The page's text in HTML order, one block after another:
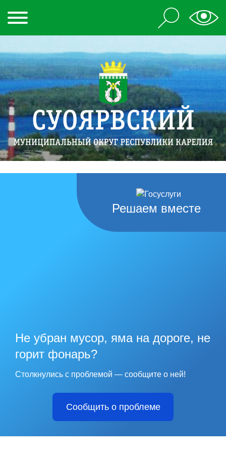
Решаем вместе
Не убран мусор, яма на дороге, не
горит фонарь?
Столкнулись с проблемой — сообщите о ней!
Сообщить о проблеме